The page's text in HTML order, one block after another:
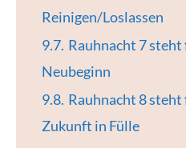
Reinigen/Loslassen
9.7. Rauhnacht 7
Neubeginn
9.8. Rauhnacht 8
Zukunft in Fülle